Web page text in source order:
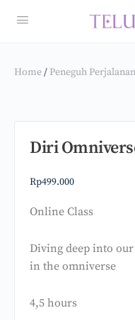
Home/ Peneguh Perjalanan
Diri
Rp499.000
Online Class
Diving deep into
in the omniverse
4,5 hours